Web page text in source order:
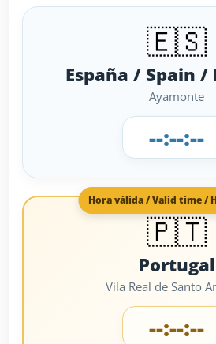
🇪🇸
España / Spain /
Ayamonte
--:--:--
Hora válida / Valid time /
🇵🇹
Portugal
Vila Real de Santo
--:--:--